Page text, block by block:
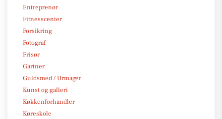
Entreprenør
Fitnesscenter
Forsikring
Fotograf
Frisør
Gartner
Guldsmed / Urmager
Kunst og galleri
Køkkenforhandler
Køreskole